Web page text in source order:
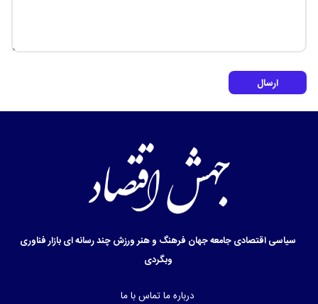
ارسال
سیاسیاقتصادیجامعهجهان فرهنگ و هنرورزشچند رسانه ایبازارفناوری
وبگردی
درباره ماتماس با ما